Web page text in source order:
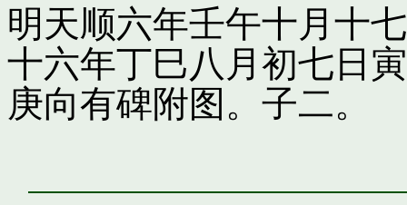
明天顺六年壬午十月十
十六年丁巳八月初七日
庚向有碑附图。子二。